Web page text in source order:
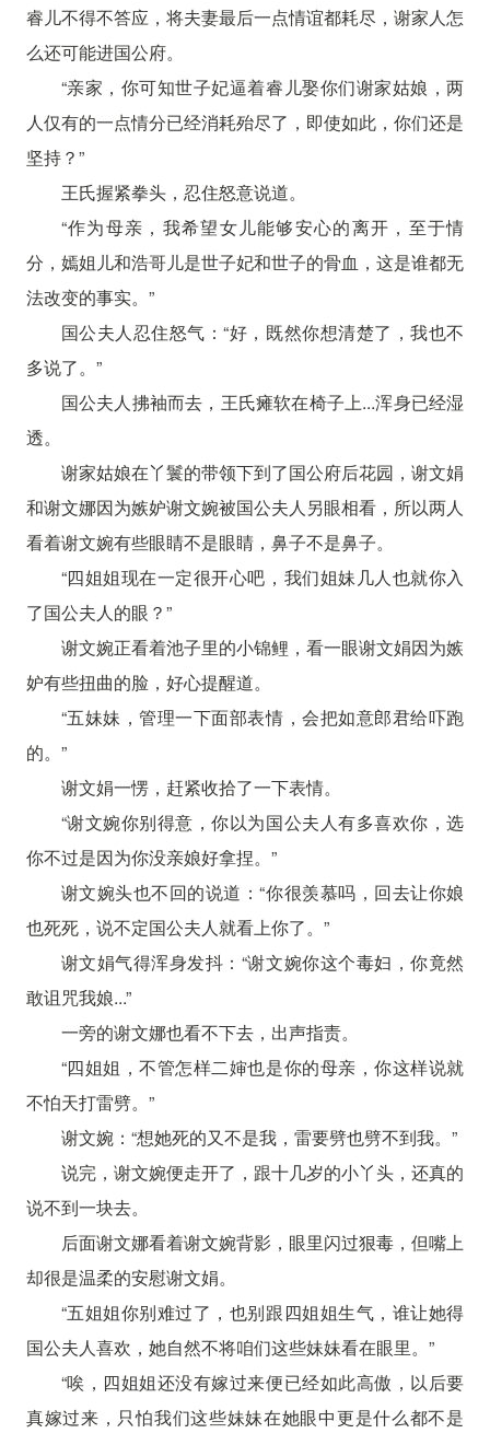
睿儿不得不答应，将夫妻最后一点情谊都耗尽，谢家人怎
么还可能进国公府。
“亲家，你可知世子妃逼着睿儿娶你们谢家姑娘，两
人仅有的一点情分已经消耗殆尽了，即使如此，你们还是
坚持？”
王氏握紧拳头，忍住怒意说道。
“作为母亲，我希望女儿能够安心的离开，至于情
分，嫣姐儿和浩哥儿是世子妃和世子的骨血，这是谁都无
法改变的事实。”
国公夫人忍住怒气：“好，既然你想清楚了，我也不
多说了。”
国公夫人拂袖而去，王氏瘫软在椅子上...浑身已经湿
透。
谢家姑娘在丫鬟的带领下到了国公府后花园，谢文娟
和谢文娜因为嫉妒谢文婉被国公夫人另眼相看，所以两人
看着谢文婉有些眼睛不是眼睛，鼻子不是鼻子。
“四姐姐现在一定很开心吧，我们姐妹几人也就你入
了国公夫人的眼？”
谢文婉正看着池子里的小锦鲤，看一眼谢文娟因为嫉
妒有些扭曲的脸，好心提醒道。
“五妹妹，管理一下面部表情，会把如意郎君给吓跑
的。”
谢文娟一愣，赶紧收拾了一下表情。
“谢文婉你别得意，你以为国公夫人有多喜欢你，选
你不过是因为你没亲娘好拿捏。”
谢文婉头也不回的说道：“你很羡慕吗，回去让你娘
也死死，说不定国公夫人就看上你了。”
谢文娟气得浑身发抖：“谢文婉你这个毒妇，你竟然
敢诅咒我娘...”
一旁的谢文娜也看不下去，出声指责。
“四姐姐，不管怎样二婶也是你的母亲，你这样说就
不怕天打雷劈。”
谢文婉：“想她死的又不是我，雷要劈也劈不到我。”
说完，谢文婉便走开了，跟十几岁的小丫头，还真的
说不到一块去。
后面谢文娜看着谢文婉背影，眼里闪过狠毒，但嘴上
却很是温柔的安慰谢文娟。
“五姐姐你别难过了，也别跟四姐姐生气，谁让她得
国公夫人喜欢，她自然不将咱们这些妹妹看在眼里。”
“唉，四姐姐还没有嫁过来便已经如此高傲，以后要
真嫁过来，只怕我们这些妹妹在她眼中更是什么都不是